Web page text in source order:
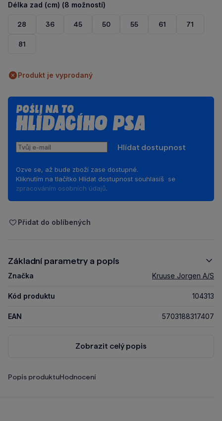
Délka zad (cm) (8 možností)
28 36 45 50 55 61 71
81
Produkt je vyprodaný
Pošli na to
hlídacího psa
Tvůj
e-
Hlídat dostupnost
Ozve se, až bude zboží zase dostupné.
Kliknutím na tlačítko Hlídat dostupnost souhlasíš se
zpracováním osobních údajů.
Přidat do oblíbených
Základní parametry a popis
Značka Kruuse Jorgen A/S
Kód produktu 104313
EAN 5703188317407
Zobrazit celý popis
Popis produktuHodnocení